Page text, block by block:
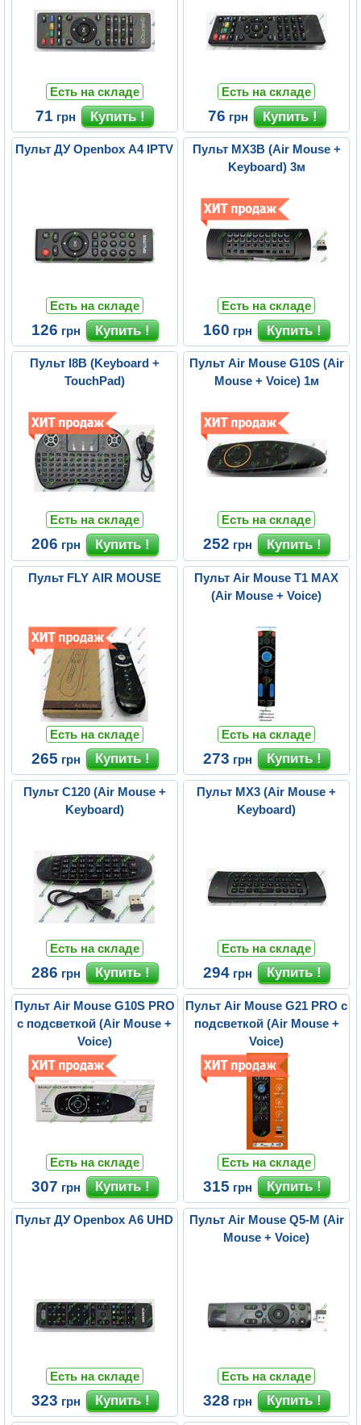
Есть на складе
71 грн
Есть на складе
76 грн
Пульт ДУ Openbox A4 IPTV
Есть на складе
126 грн
Пульт MX3B (Air Mouse +
Keyboard) 3м
Есть на складе
160 грн
Пульт I8B (Keyboard +
TouchPad)
Есть на складе
206 грн
Пульт Air Mouse G10S (Air
Mouse + Voice) 1м
Есть на складе
252 грн
Пульт FLY AIR MOUSE
Есть на складе
265 грн
Пульт Air Mouse T1 MAX
(Air Mouse + Voice)
Есть на складе
273 грн
Пульт C120 (Air Mouse +
Keyboard)
Есть на складе
286 грн
Пульт MX3 (Air Mouse +
Keyboard)
Есть на складе
294 грн
Пульт Air Mouse G10S PRO
с подсветкой (Air Mouse +
Voice)
Есть на складе
307 грн
Пульт Air Mouse G21 PRO с
подсветкой (Air Mouse +
Voice)
Есть на складе
315 грн
Пульт ДУ Openbox A6 UHD
Есть на складе
323 грн
Пульт Air Mouse Q5-M (Air
Mouse + Voice)
Есть на складе
328 грн